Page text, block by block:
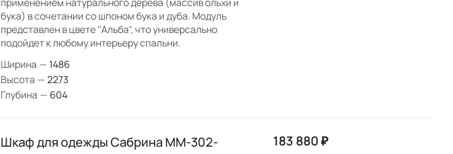
бука) в сочетании со шпоном бука и дуба. Модуль
представлен в цвете "Альба", что универсально
подойдет к любому интерьеру спальни.
Ширина — 1486
Высота —2273
Глубина — 604
Шкаф для одежды Сабрина ММ-302-
183 880 ₽